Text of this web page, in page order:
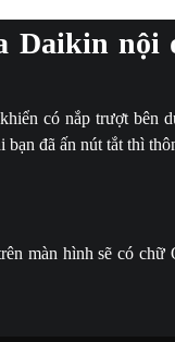
Daikin nội
có nắp trượt bên
đã ấn nút tắt thì
màn hình sẽ có chữ